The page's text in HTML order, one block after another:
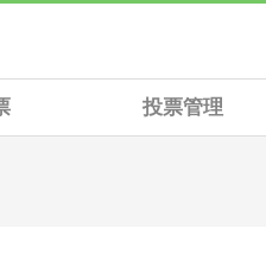
投票管理